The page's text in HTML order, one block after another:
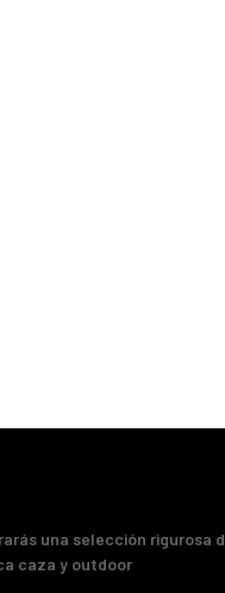
una selección rigurosa
caza y outdoor